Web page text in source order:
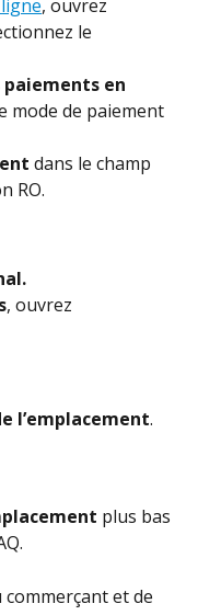
, ouvrez
le
en
mode de paiement
dans le champ
RO.
, ouvrez
l’emplacement.
plus bas
et de